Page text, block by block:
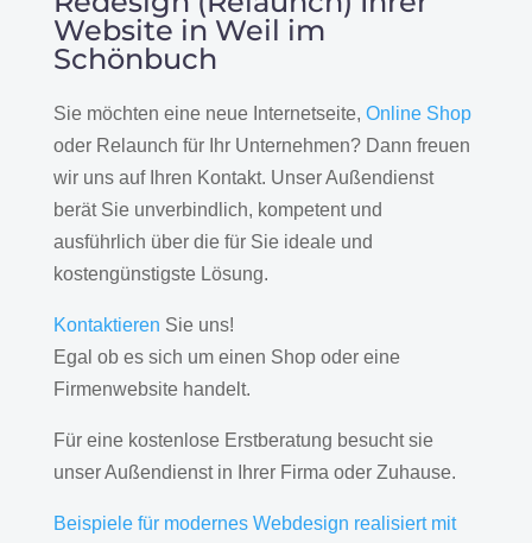
Website in Weil im
Schönbuch
Sie möchten eine neue Internetseite, Online Shop
oder Relaunch für Ihr Unternehmen? Dann freuen
wir uns auf Ihren Kontakt. Unser Außendienst
berät Sie unverbindlich, kompetent und
ausführlich über die für Sie ideale und
kostengünstigste Lösung.
Kontaktieren Sie uns!
Egal ob es sich um einen Shop oder eine
Firmenwebsite handelt.
Für eine kostenlose Erstberatung besucht sie
unser Außendienst in Ihrer Firma oder Zuhause.
Beispiele für modernes Webdesign realisiert mit